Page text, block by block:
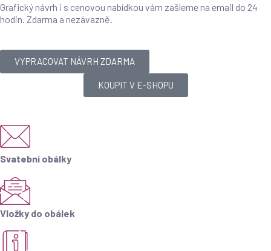
Grafický návrh i s cenovou nabídkou vám zašleme na email do 24
hodin. Zdarma a nezávazně.
VYPRACOVAT NÁVRH ZDARMA
KOUPIT V E-SHOPU
Svatební obálky
Vložky do obálek